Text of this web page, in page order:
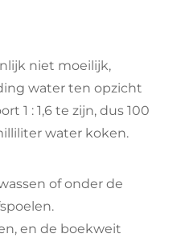
niet moeilijk,
water ten opzicht
1 : 1,6 te zijn, dus 100
water koken.
of onder de
en de boekweit